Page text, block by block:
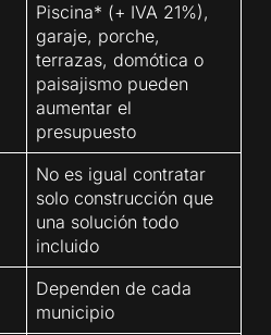
Piscina* (+ IVA 21%),
garaje, porche,
terrazas, domótica o
paisajismo pueden
aumentar el
presupuesto
No es igual contratar
solo construcción que
una solución todo
incluido
Dependen de cada
municipio